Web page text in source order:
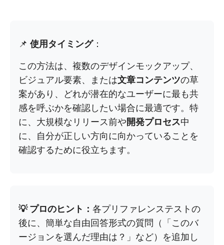
📌 使用タイミング：
この方法は、複数のデザインモックアップ、
ビジュアル要素、または文章コンテンツの草
案があり、どれが潜在的なユーザーに最も共
感を呼ぶかを確認したい場合に最適です。特
に、大規模なリリース前や開発プロセス中
に、自分が正しい方向に向かっていることを
確認するために役立ちます。
💡 プロのヒント： 各プリファレンステストの
後に、簡単な自由回答形式の質問（「このバ
ージョンを選んだ理由は？」など）を追加し